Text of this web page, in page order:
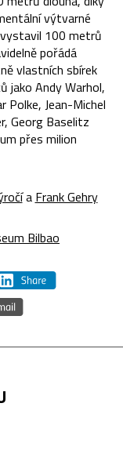
výtvarné
100 metrů
pořádá
vlastních sbírek
jako Andy Warhol,
Polke, Jean-Michel
Georg Baselitz
přes milion
a Frank Gehry
Bilbao